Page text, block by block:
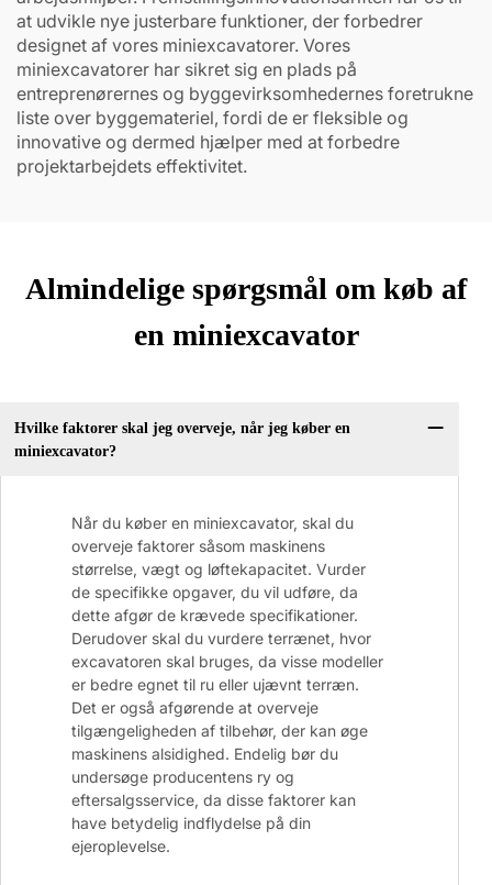
at udvikle nye justerbare funktioner, der forbedrer
designet af vores miniexcavatorer. Vores
miniexcavatorer har sikret sig en plads på
entreprenørernes og byggevirksomhedernes foretrukne
liste over byggemateriel, fordi de er fleksible og
innovative og dermed hjælper med at forbedre
projektarbejdets effektivitet.
Almindelige spørgsmål om køb af
en miniexcavator
Hvilke faktorer skal jeg overveje, når jeg køber en
miniexcavator?
Når du køber en miniexcavator, skal du
overveje faktorer såsom maskinens
størrelse, vægt og løftekapacitet. Vurder
de specifikke opgaver, du vil udføre, da
dette afgør de krævede specifikationer.
Derudover skal du vurdere terrænet, hvor
excavatoren skal bruges, da visse modeller
er bedre egnet til ru eller ujævnt terræn.
Det er også afgørende at overveje
tilgængeligheden af tilbehør, der kan øge
maskinens alsidighed. Endelig bør du
undersøge producentens ry og
eftersalgsservice, da disse faktorer kan
have betydelig indflydelse på din
ejeroplevelse.